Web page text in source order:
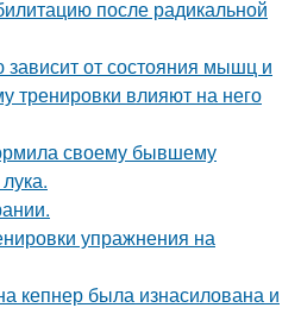
после радикальной
от состояния мышц и
тренировки влияют на него
своему бывшему
упражнения на
кепнер была изнасилована и